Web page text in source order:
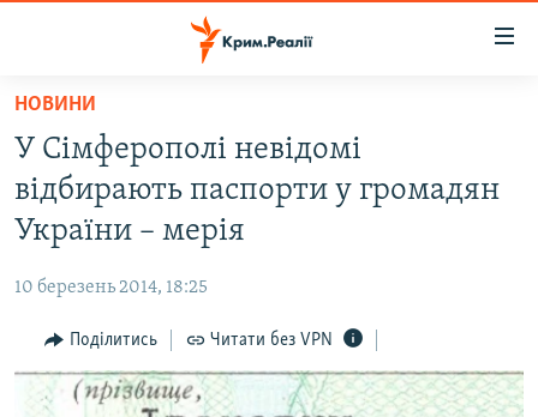
Перейти
основного
матеріалу
Перейти
до
основної
навігації
Перейти
пошуку
НОВИНИ
ВОДА.КРИМ
ВІДЕО ТА ФОТО
БЛОГИ
ПОГЛЯД
ІНТЕРВ'Ю
НОВИНИ
У Сімферополі невідомі
відбирають паспорти у громадян
України – мерія
10 березень 2014, 18:25
Поділитись Читати без VPN